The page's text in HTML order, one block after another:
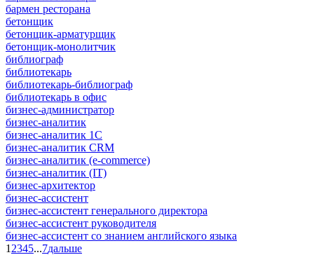
бармен ресторана
бетонщик
бетонщик-арматурщик
бетонщик-монолитчик
библиограф
библиотекарь
библиотекарь-библиограф
библиотекарь в офис
бизнес-администратор
бизнес-аналитик
бизнес-аналитик 1С
бизнес-аналитик CRM
бизнес-аналитик (e-commerce)
бизнес-аналитик (IT)
бизнес-архитектор
бизнес-ассистент
бизнес-ассистент генерального директора
бизнес-ассистент руководителя
бизнес-ассистент со знанием английского языка
1 2345...7дальше